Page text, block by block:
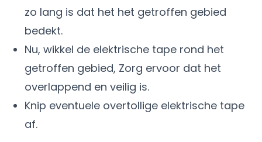
zo lang is dat het het getroffen gebied
bedekt.
Nu, wikkel de elektrische tape rond het
getroffen gebied, Zorg ervoor dat het
overlappend en veilig is.
Knip eventuele overtollige elektrische tape
af.